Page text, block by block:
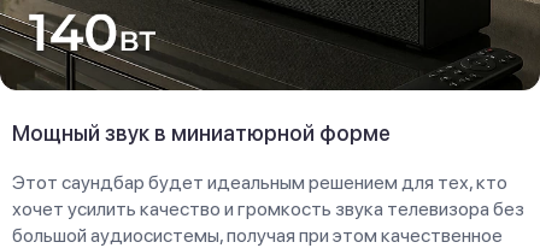
Мощный звук в миниатюрной форме
Этот саундбар будет идеальным решением для тех, кто
хочет усилить качество и громкость звука телевизора без
большой аудиосистемы, получая при этом качественное